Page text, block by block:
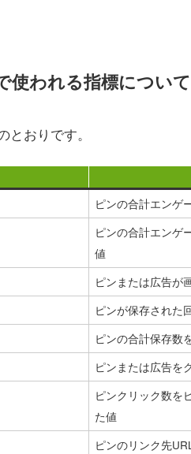
使われる指標について
おりです。
ピンの合計エンゲ
ピンの合計エンゲ
値
ピンまたは広告が
ピンが保存された
ピンの合計保存数
ピンまたは広告を
ピンクリック数を
た値
ピンのリンク先